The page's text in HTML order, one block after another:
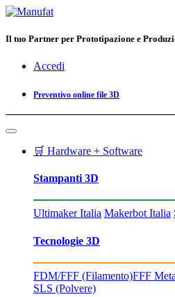
Il tuo Partner per Prototipazione e
Accedi
Preventivo online file 3D
🛒 Hardware + Software
Stampanti 3D
Ultimaker Italia Makerbot Italia
Tecnologie 3D
FDM/FFF (Filamento)FFF
SLS (Polvere)